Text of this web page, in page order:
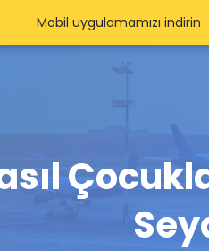
Mobil uygulamamızı indirin